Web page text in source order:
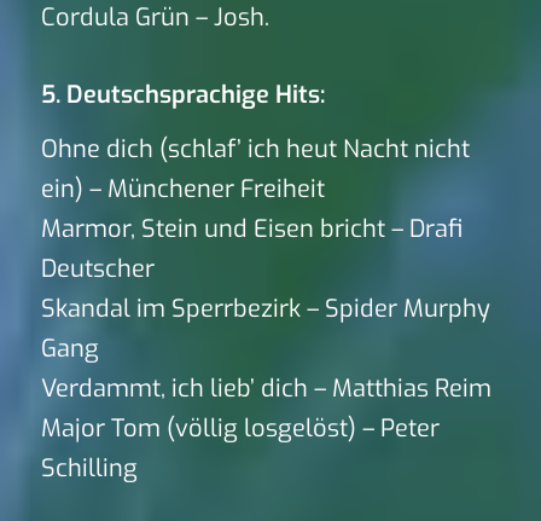
Cordula Grün – Josh.
5. Deutschsprachige Hits:
Ohne dich (schlaf’ ich heut Nacht nicht
ein) – Münchener Freiheit
Marmor, Stein und Eisen bricht – Drafi
Deutscher
Skandal im Sperrbezirk – Spider Murphy
Gang
Verdammt, ich lieb’ dich – Matthias Reim
Major Tom (völlig losgelöst) – Peter
Schilling